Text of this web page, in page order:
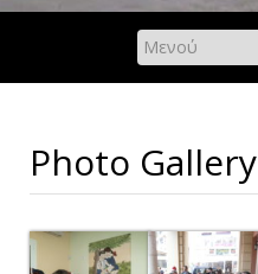
Photo Gallery